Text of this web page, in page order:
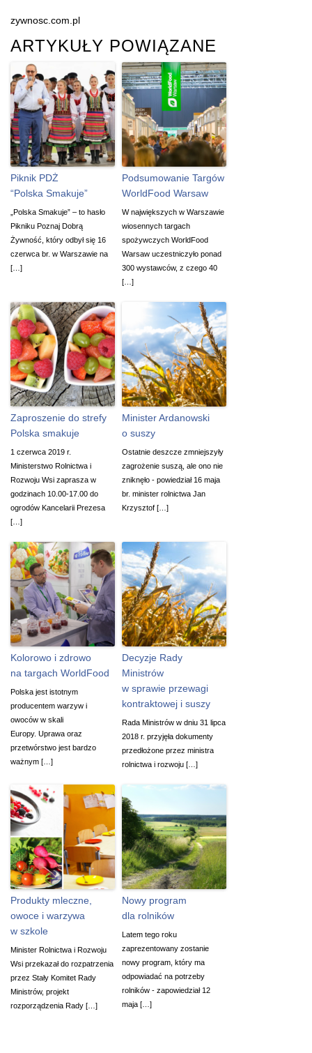
zywnosc.com.pl
ARTYKUŁY POWIĄZANE
Piknik PDŻ
“Polska Smakuje”
„Polska Smakuje” – to hasło
Pikniku Poznaj Dobrą
Żywność, który odbył się 16
czerwca br. w Warszawie na
[…]
Podsumowanie Targów
WorldFood Warsaw
W największych w Warszawie
wiosennych targach
spożywczych WorldFood
Warsaw uczestniczyło ponad
300 wystawców, z czego 40
[…]
Zaproszenie do strefy
Polska smakuje
1 czerwca 2019 r.
Ministerstwo Rolnictwa i
Rozwoju Wsi zaprasza w
godzinach 10.00-17.00 do
ogrodów Kancelarii Prezesa
[…]
Minister Ardanowski
o suszy
Ostatnie deszcze zmniejszyły
zagrożenie suszą, ale ono nie
zniknęło - powiedział 16 maja
br. minister rolnictwa Jan
Krzysztof […]
Kolorowo i zdrowo
na targach WorldFood
Polska jest istotnym
producentem warzyw i
owoców w skali
Europy. Uprawa oraz
przetwórstwo jest bardzo
ważnym […]
Decyzje Rady
Ministrów
w sprawie przewagi
kontraktowej i suszy
Rada Ministrów w dniu 31 lipca
2018 r. przyjęła dokumenty
przedłożone przez ministra
rolnictwa i rozwoju […]
Produkty mleczne,
owoce i warzywa
w szkole
Minister Rolnictwa i Rozwoju
Wsi przekazał do rozpatrzenia
przez Stały Komitet Rady
Ministrów, projekt
rozporządzenia Rady […]
Nowy program
dla rolników
Latem tego roku
zaprezentowany zostanie
nowy program, który ma
odpowiadać na potrzeby
rolników - zapowiedział 12
maja […]